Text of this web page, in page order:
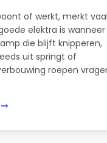
of werkt, merkt
elektra is wanneer
die blijft knipperen,
uit springt of
roepen